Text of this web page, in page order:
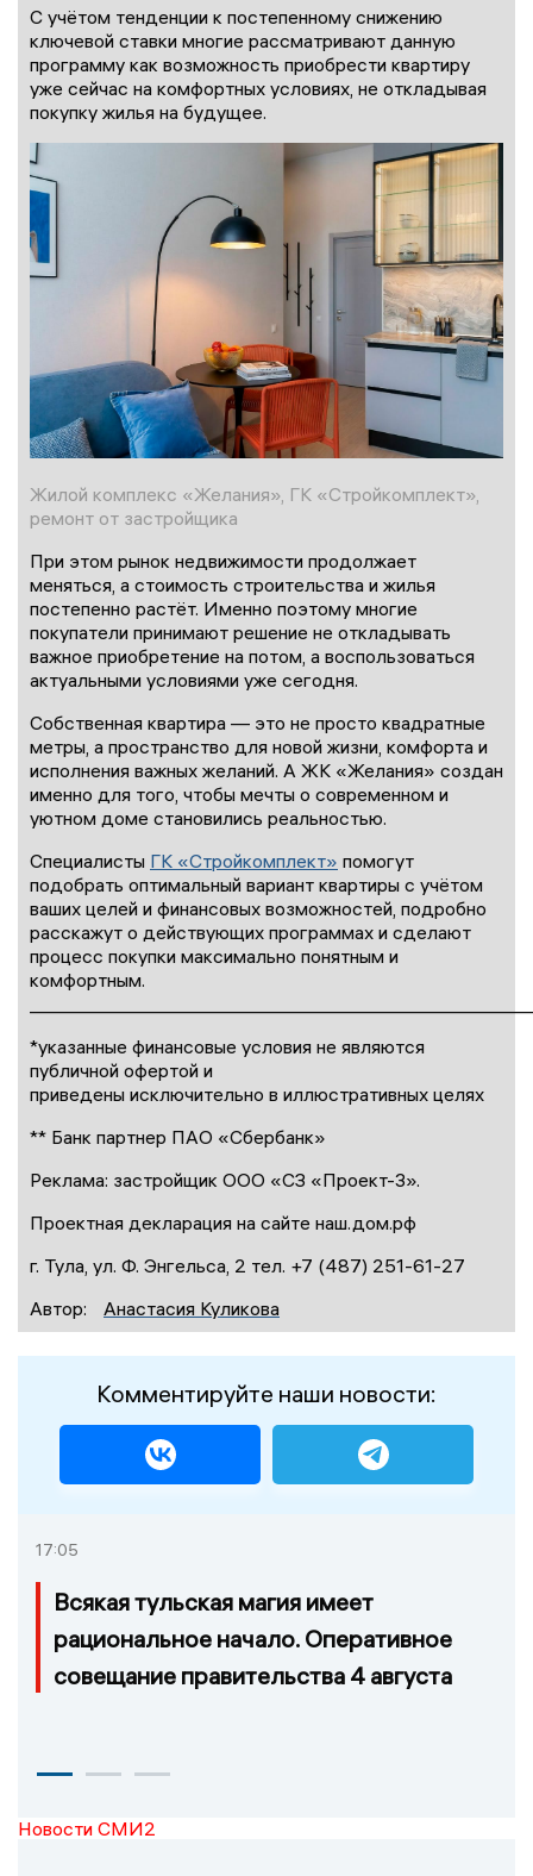
С учётом тенденции к постепенному снижению
ключевой ставки многие рассматривают данную
программу как возможность приобрести квартиру
уже сейчас на комфортных условиях, не откладывая
покупку жилья на будущее.
Жилой комплекс «Желания», ГК «Стройкомплект»,
ремонт от застройщика
При этом рынок недвижимости продолжает
меняться, а стоимость строительства и жилья
постепенно растёт. Именно поэтому многие
покупатели принимают решение не откладывать
важное приобретение на потом, а воспользоваться
актуальными условиями уже сегодня.
Собственная квартира — это не просто квадратные
метры, а пространство для новой жизни, комфорта и
исполнения важных желаний. А ЖК «Желания» создан
именно для того, чтобы мечты о современном и
уютном доме становились реальностью.
Специалисты ГК «Стройкомплект» помогут
подобрать оптимальный вариант квартиры с учётом
ваших целей и финансовых возможностей, подробно
расскажут о действующих программах и сделают
процесс покупки максимально понятным и
комфортным.
*указанные финансовые условия не являются
публичной офертой и
приведены исключительно в иллюстративных целях
** Банк партнер ПАО «Сбербанк»
Реклама: застройщик ООО «СЗ «Проект-3».
Проектная декларация на сайте наш.дом.рф
г. Тула, ул. Ф. Энгельса, 2 тел. +7 (487) 251-61-27
Автор:
Анастасия Куликова
Комментируйте наши новости:
17:05
Всякая тульская магия имеет
рациональное начало. Оперативное
совещание правительства 4 августа
Новости СМИ2